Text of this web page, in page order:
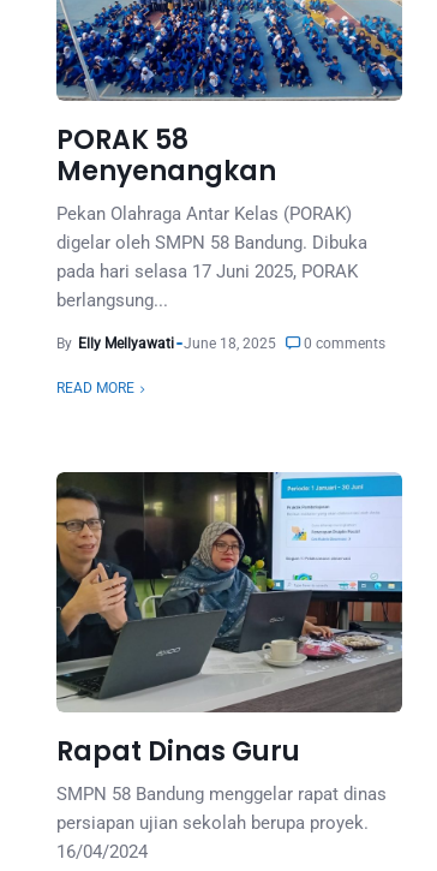
PORAK 58
Menyenangkan
Pekan Olahraga Antar Kelas (PORAK)
digelar oleh SMPN 58 Bandung. Dibuka
pada hari selasa 17 Juni 2025, PORAK
berlangsung...
By Elly Mellyawati June 18, 2025 0 comments
READ MORE
Rapat Dinas Guru
SMPN 58 Bandung menggelar rapat dinas
persiapan ujian sekolah berupa proyek.
16/04/2024